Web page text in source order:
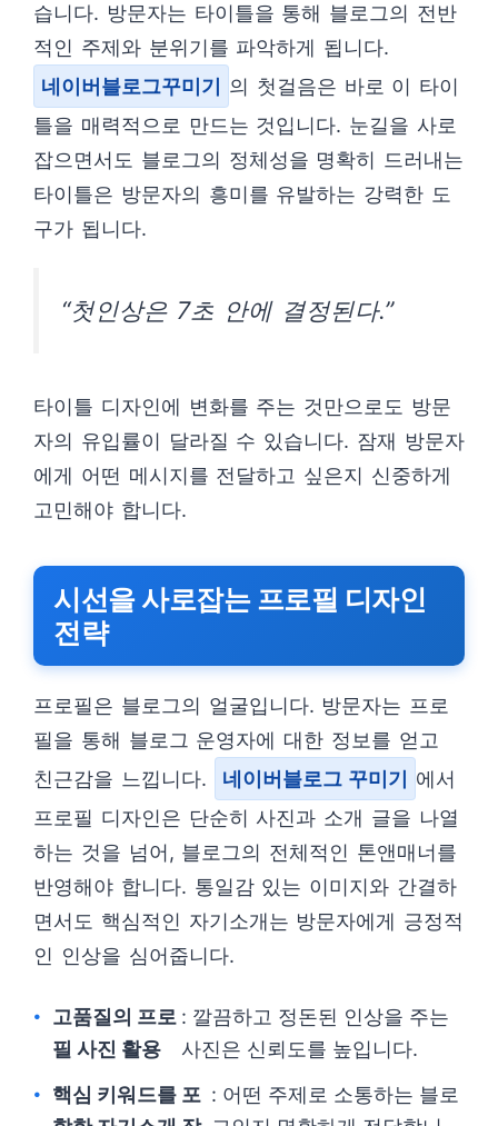
습니다. 방문자는 타이틀을 통해 블로그의 전반
적인 주제와 분위기를 파악하게 됩니다.
네이버블로그꾸미기
의 첫걸음은 바로 이 타이
틀을 매력적으로 만드는 것입니다. 눈길을 사로
잡으면서도 블로그의 정체성을 명확히 드러내는
타이틀은 방문자의 흥미를 유발하는 강력한 도
구가 됩니다.
“첫인상은 7초 안에 결정된다.”
타이틀 디자인에 변화를 주는 것만으로도 방문
자의 유입률이 달라질 수 있습니다. 잠재 방문자
에게 어떤 메시지를 전달하고 싶은지 신중하게
고민해야 합니다.
시선을 사로잡는 프로필 디자인
전략
프로필은 블로그의 얼굴입니다. 방문자는 프로
필을 통해 블로그 운영자에 대한 정보를 얻고
친근감을 느낍니다.
네이버블로그 꾸미기
에서
프로필 디자인은 단순히 사진과 소개 글을 나열
하는 것을 넘어, 블로그의 전체적인 톤앤매너를
반영해야 합니다. 통일감 있는 이미지와 간결하
면서도 핵심적인 자기소개는 방문자에게 긍정적
인 인상을 심어줍니다.
고품질의 프로
필 사진 활용
: 깔끔하고 정돈된 인상을 주는
사진은 신뢰도를 높입니다.
핵심 키워드를 포 : 어떤 주제로 소통하는 블로